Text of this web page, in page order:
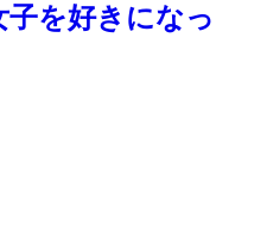
を好きになっ